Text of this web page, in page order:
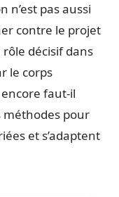
n’est pas aussi
contre le projet
décisif dans
le corps
faut-il
méthodes pour
et s’adaptent